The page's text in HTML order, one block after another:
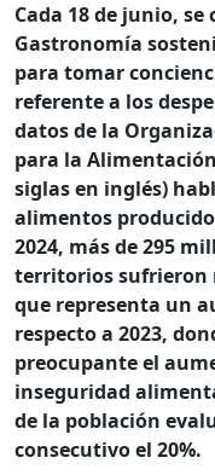
Cada 18 de junio,
Gastronomía
para tomar
referente a los
datos de la
para la
siglas en inglés)
alimentos
2024, más de 295
territorios sufrieron
que representa un
respecto a 2023,
preocupante el
inseguridad
de la población
consecutivo el 20%.